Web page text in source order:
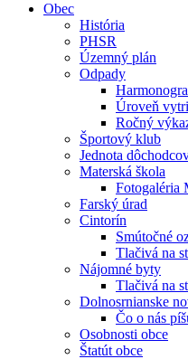
Obec
História
PHSR
Územný plán
Odpady
Úroveň
Ročný
Športový klub
Jednota
Materská škola
Fotogaléria
Farský úrad
Cintorín
Smútočné
Tlačivá na
Nájomné byty
Tlačivá na
Dolnosrnianske
Čo o nás
Osobnosti obce
Štatút obce